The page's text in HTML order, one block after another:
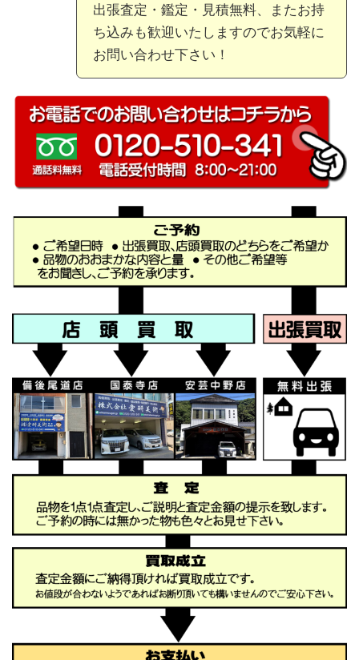
出張査定・鑑定・見積無料、またお持
ち込みも歓迎いたしますのでお気軽に
お問い合わせ下さい！